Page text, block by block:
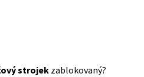
strojek zablokovaný?